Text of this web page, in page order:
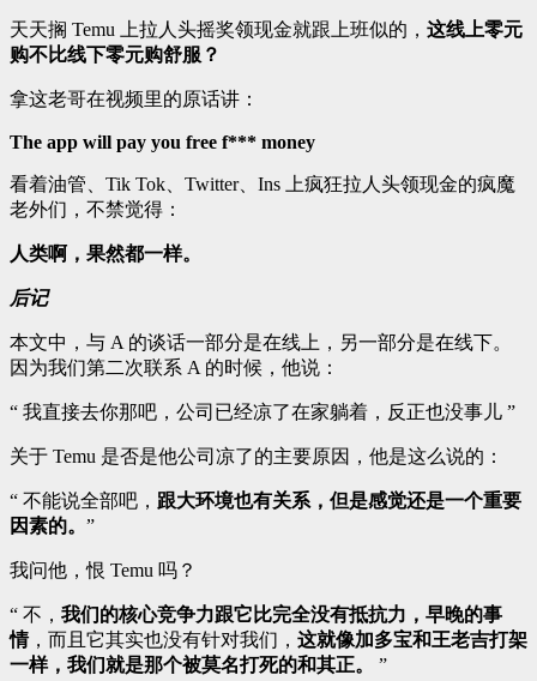
天天搁 Temu 上拉人头摇奖领现金就跟上班似的， 这线上零元
购不比线下零元购舒服？
拿这老哥在视频里的原话讲：
The app will pay you free f*** money
看着油管、Tik Tok、Twitter、Ins 上疯狂拉人头领现金的疯魔
老外们，不禁觉得：
人类啊，果然都一样。
后记
本文中，与 A 的谈话一部分是在线上，另一部分是在线下。
因为我们第二次联系 A 的时候，他说：
“ 我直接去你那吧，公司已经凉了在家躺着，反正也没事儿 ”
关于 Temu 是否是他公司凉了的主要原因，他是这么说的：
“ 不能说全部吧， 跟大环境也有关系，但是感觉还是一个重要
因素的。 ”
我问他，恨 Temu 吗？
“ 不， 我们的核心竞争力跟它比完全没有抵抗力，早晚的事
情，而且它其实也没有针对我们， 这就像加多宝和王老吉打架
一样，我们就是那个被莫名打死的和其正。
”